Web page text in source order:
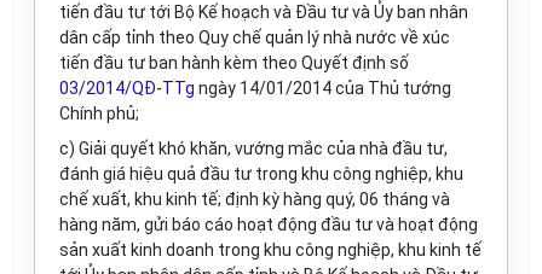
tiến đầu tư tới Bộ Kế hoạch và Đầu tư và Ủy ban nhân
dân cấp tỉnh theo Quy chế quản lý nhà nước về xúc
tiến đầu tư ban hành kèm theo Quyết định số
03/2014/QĐ-TTg ngày 14/01/2014 của Thủ tướng
Chính phủ;
c) Giải quyết khó khăn, vướng mắc của nhà đầu tư,
đánh giá hiệu quả đầu tư trong khu công nghiệp, khu
chế xuất, khu kinh tế; định kỳ hàng quý, 06 tháng và
hàng năm, gửi báo cáo hoạt động đầu tư và hoạt động
sản xuất kinh doanh trong khu công nghiệp, khu kinh tế